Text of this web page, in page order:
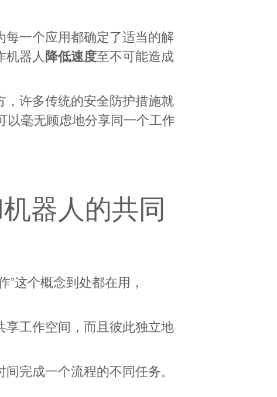
每一个应用都确定了适当的解
机器人 降低速度至不可能造成
，许多传统的安全防护措施就
毫无顾虑地分享同一个工作
器人的共同
这个概念到处都在用，
享工作空间，而且彼此独立地
完成一个流程的不同任务。